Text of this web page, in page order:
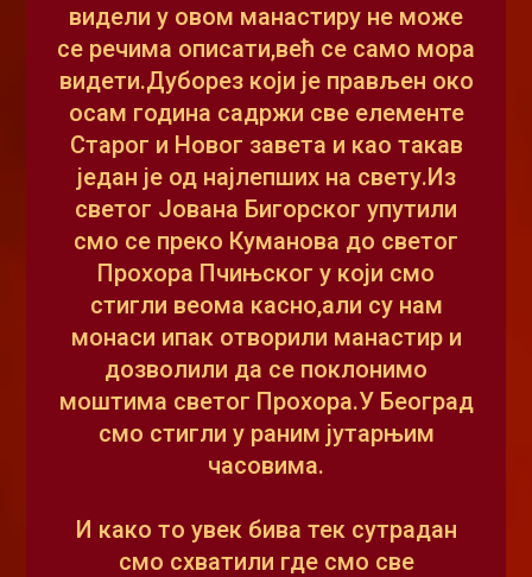
видели у овом манастиру не може
се речима описати,већ се само мора
видети.Дуборез који је прављен око
осам година садржи све елементе
Старог и Новог завета и као такав
један је од најлепших на свету.Из
светог Јована Бигорског упутили
смо се преко Куманова до светог
Прохора Пчињског у који смо
стигли веома касно,али су нам
монаси ипак отворили манастир и
дозволили да се поклонимо
моштима светог Прохора.У Београд
смо стигли у раним јутарњим
часовима.
И како то увек бива тек сутрадан
смо схватили где смо све